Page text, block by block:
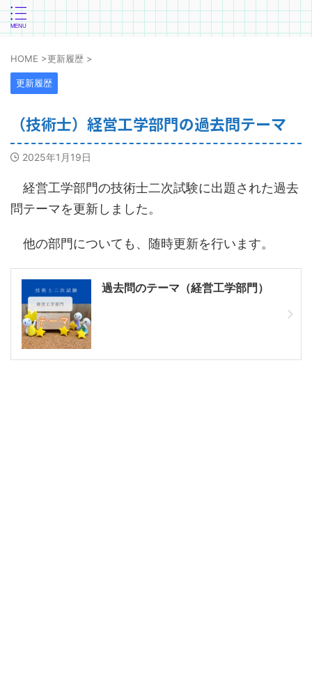
HOME >更新履歴 >
更新履歴
（技術士）経営工学部門の過去問テーマ
2025年1月19日
経営工学部門の技術士二次試験に出題された過去
問テーマを更新しました。
他の部門についても、随時更新を行います。
過去問のテーマ（経営工学部門）